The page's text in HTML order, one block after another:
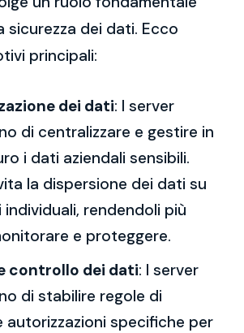
sicurezza dei dati. Ecco
principali:
dei dati: I server
di centralizzare e gestire in
i dati aziendali sensibili.
la dispersione dei dati su
rendendoli più
e proteggere.
controllo dei dati: I server
di stabilire regole di
autorizzazioni specifiche per